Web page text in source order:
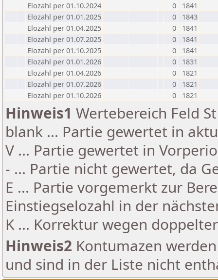
Elozahl per 01.10.2024
0
1841
Elozahl per 01.01.2025
0
1843
Elozahl per 01.04.2025
0
1841
Elozahl per 01.07.2025
0
1841
Elozahl per 01.10.2025
0
1841
Elozahl per 01.01.2026
0
1831
Elozahl per 01.04.2026
0
1821
Elozahl per 01.07.2026
0
1821
Elozahl per 01.10.2026
0 1821
Hinweis1 Wertebereich Feld
blank ... Partie gewertet in
V ... Partie gewertet in
- ... Partie nicht gewertet, da
E ... Partie vorgemerkt zur
Einstiegselozahl in der
K ... Korrektur wegen
Hinweis2 Kontumazen
und sind in der Liste nicht